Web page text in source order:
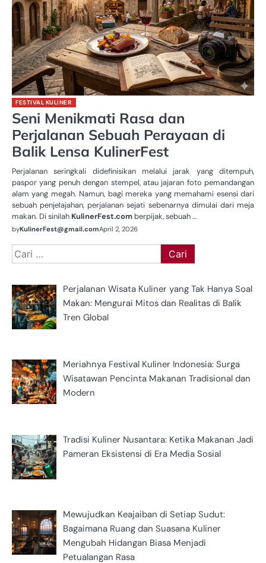
FESTIVAL KULINER
Seni Menikmati Rasa dan
Perjalanan Sebuah Perayaan di
Balik Lensa KulinerFest
Perjalanan seringkali didefinisikan melalui jarak yang ditempuh,
paspor yang penuh dengan stempel, atau jajaran foto pemandangan
alam yang megah. Namun, bagi mereka yang memahami esensi dari
sebuah penjelajahan, perjalanan sejati sebenarnya dimulai dari meja
makan. Di sinilah KulinerFest.com berpijak, sebuah …
byKulinerFest@gmail.comApril 2, 2026
Cari
untuk:
Perjalanan Wisata Kuliner yang Tak Hanya Soal
Makan: Mengurai Mitos dan Realitas di Balik
Tren Global
Meriahnya Festival Kuliner Indonesia: Surga
Wisatawan Pencinta Makanan Tradisional dan
Modern
Tradisi Kuliner Nusantara: Ketika Makanan Jadi
Pameran Eksistensi di Era Media Sosial
Mewujudkan Keajaiban di Setiap Sudut:
Bagaimana Ruang dan Suasana Kuliner
Mengubah Hidangan Biasa Menjadi
Petualangan Rasa